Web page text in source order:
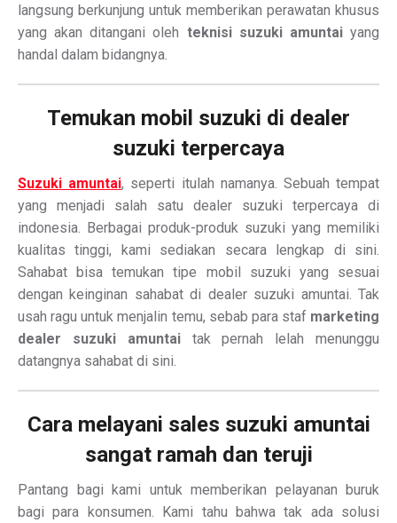
langsung berkunjung untuk memberikan perawatan khusus
yang akan ditangani oleh teknisi suzuki amuntaiyang
handal dalam bidangnya.
Temukan mobil suzuki di dealer
suzuki terpercaya
Suzuki amuntai, seperti itulah namanya. Sebuah tempat
yang menjadi salah satu dealer suzuki terpercaya di
indonesia. Berbagai produk-produk suzuki yang memiliki
kualitas tinggi, kami sediakan secara lengkap di sini.
Sahabat bisa temukan tipe mobil suzuki yang sesuai
dengan keinginan sahabat di dealer suzuki amuntai. Tak
usah ragu untuk menjalin temu, sebab para staf marketing
dealer suzuki amuntaitak pernah lelah menunggu
datangnya sahabat di sini.
Cara melayani sales suzuki amuntai
sangat ramah dan teruji
Pantang bagi kami untuk memberikan pelayanan buruk
bagi para konsumen. Kami tahu bahwa tak ada solusi